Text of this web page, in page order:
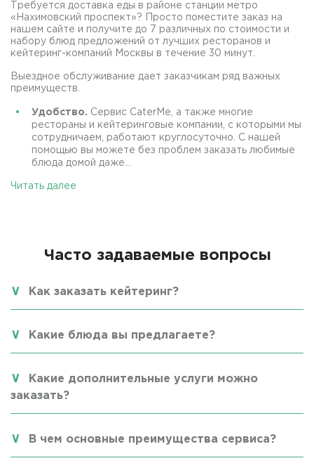
Требуется доставка еды в районе станции метро
«Нахимовский проспект»? Просто поместите заказ на
нашем сайте и получите до 7 различных по стоимости и
набору блюд предложений от лучших ресторанов и
кейтеринг-компаний Москвы в течение 30 минут.
Выездное обслуживание дает заказчикам ряд важных
преимуществ.
Удобство. Сервис CaterMe, а также многие
рестораны и кейтеринговые компании, с которыми мы
сотрудничаем, работают круглосуточно. С нашей
помощью вы можете без проблем заказать любимые
блюда домой даже...
Читать далее
Часто задаваемые вопросы
Как заказать кейтеринг?
Какие блюда вы предлагаете?
Какие дополнительные услуги можно
заказать?
В чем основные преимущества сервиса?